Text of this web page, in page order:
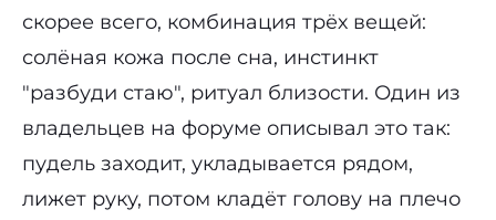
скорее всего, комбинация трёх вещей:
солёная кожа после сна, инстинкт
"разбуди стаю", ритуал близости. Один из
владельцев на форуме описывал это так:
пудель заходит, укладывается рядом,
лижет руку, потом кладёт голову на плечо